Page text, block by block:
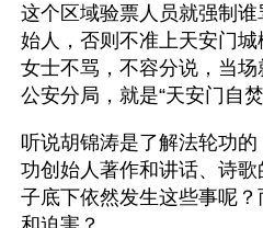
这个区域验票人员就强制
始人，否则不准上天安门
女士不骂，不容分说，当
公安分局，就是“天安门自
听说胡锦涛是了解法轮功
功创始人著作和讲话、诗
子底下依然发生这些事呢